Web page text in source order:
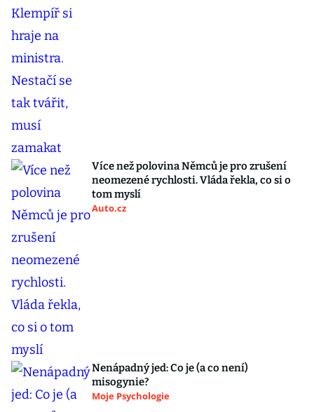
Více než polovina Němců je pro zrušení
neomezené rychlosti. Vláda řekla, co si o
tom myslí
Auto.cz
Nenápadný jed: Co je (a co není)
misogynie?
Moje Psychologie